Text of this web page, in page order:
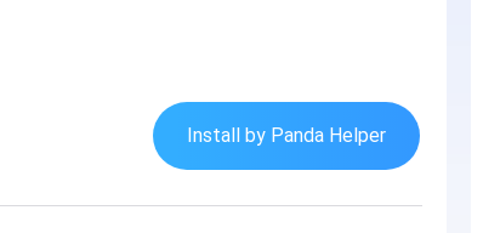
Install by Panda Helper